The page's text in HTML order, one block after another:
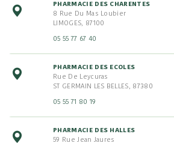
PHARMACIE DES CHARENTES
8 Rue Du Mas Loubier
LIMOGES, 87100
05 55 77 67 40
PHARMACIE DES ECOLES
Rue De Leycuras
ST GERMAIN LES BELLES, 87380
05 55 71 80 19
PHARMACIE DES HALLES
59 Rue Jean Jaures